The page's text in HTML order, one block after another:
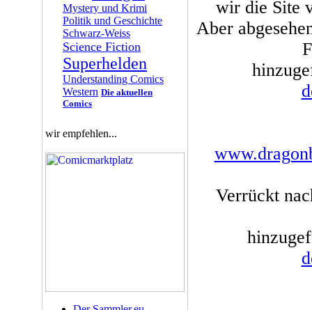
Mystery und Krimi
Politik und Geschichte
Schwarz-Weiss
Science Fiction
Superhelden
Understanding Comics
Western Die aktuellen
Comics
wir empfehlen...
wir die Site
Aber
Verrückt